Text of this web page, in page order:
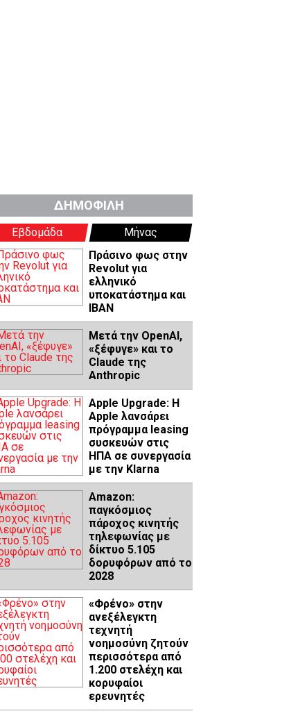
ΔΗΜΟΦΙΛΗ
Εβδομάδα
Μήνας
Πράσινο φως στην
Revolut για
ελληνικό
υποκατάστημα και
IBAN
Μετά την OpenAI,
«ξέφυγε» και το
Claude της
Anthropic
Apple Upgrade: Η
Apple λανσάρει
πρόγραμμα leasing
συσκευών στις
ΗΠΑ σε συνεργασία
με την Klarna
Amazon:
παγκόσμιος
πάροχος κινητής
τηλεφωνίας με
δίκτυο 5.105
δορυφόρων από το
2028
«Φρένο» στην
ανεξέλεγκτη
τεχνητή
νοημοσύνη ζητούν
περισσότερα από
1.200 στελέχη και
κορυφαίοι
ερευνητές